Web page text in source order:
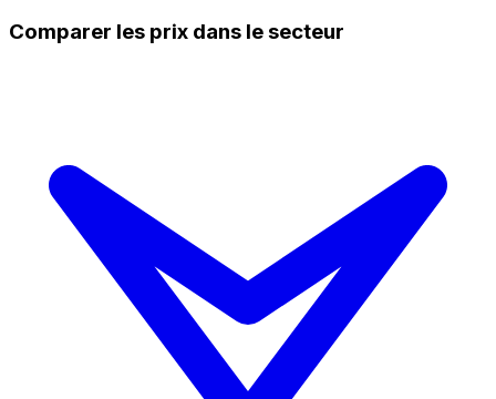
Comparer les prix dans le secteur